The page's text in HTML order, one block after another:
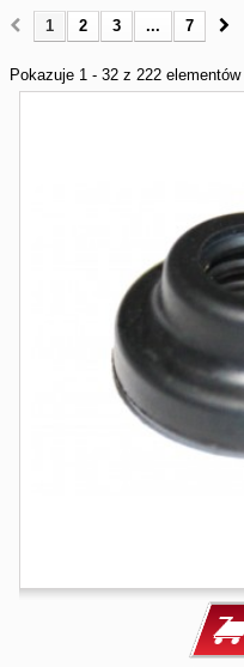
1 2 3 ... 7
Pokazuje 1 - 32 z 222 elementów